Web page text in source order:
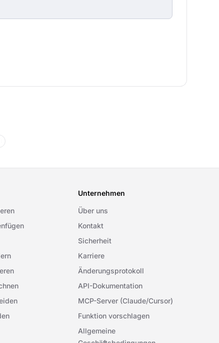
Unternehmen
Über uns
Kontakt
Sicherheit
Karriere
Änderungsprotokoll
API-Dokumentation
MCP-Server (Claude/Cursor)
Funktion vorschlagen
Allgemeine